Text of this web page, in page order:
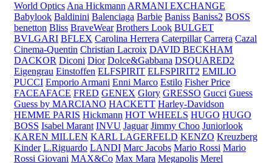
World Optics Ana Hickmann ARMANI EXCHANGE
Babylook Baldinini Balenciaga Barbie Baniss Baniss2 BOSS
benetton Bliss BraveWear Brothers Look BULGET
BVLGARI BFLEX Carolina Herrera Caterpillar Carrera Cazal
Cinema-Quentin Christian Lacroix DAVID BECKHAM
DACKOR Diconi Dior Dolce&Gabbana DSQUARED2
Eigengrau Einstoffen ELFSPIRIT ELFSPIRIT2 EMILIO
PUCCI Emporio Armani Enni Marco Estilo Fisher Price
FACEAFACE FRED GENEX Glory GRESSO Gucci Guess
Guess by MARCIANO HACKETT Harley-Davidson
HEMME PARIS Hickmann HOT WHEELS HUGO HUGO
BOSS Isabel Marant INVU Jaguar Jimmy Choo Juniorlook
KAREN MILLEN KARL LAGERFELD KENZO Kreuzberg
Kinder L.Riguardo LANDI Marc Jacobs Mario Rossi Mario
Rossi Giovani MAX&Co Max Mara Megapolis Merel